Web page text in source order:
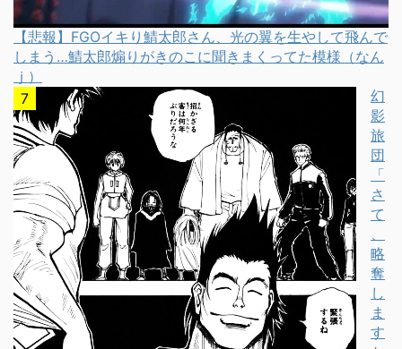
【悲報】FGOイキり鯖太郎さん、光の翼を生やして飛んで
しまう…鯖太郎煽りがきのこに聞きまくってた模様（なん
ｊ）
幻
影
旅
団
「
さ
て
略
奪
し
ま
す